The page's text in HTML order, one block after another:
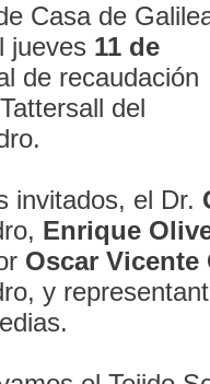
Casa de
jueves 11 de
de recaudación
del
invitados, el Dr.
Enrique
Oscar Vicente
y